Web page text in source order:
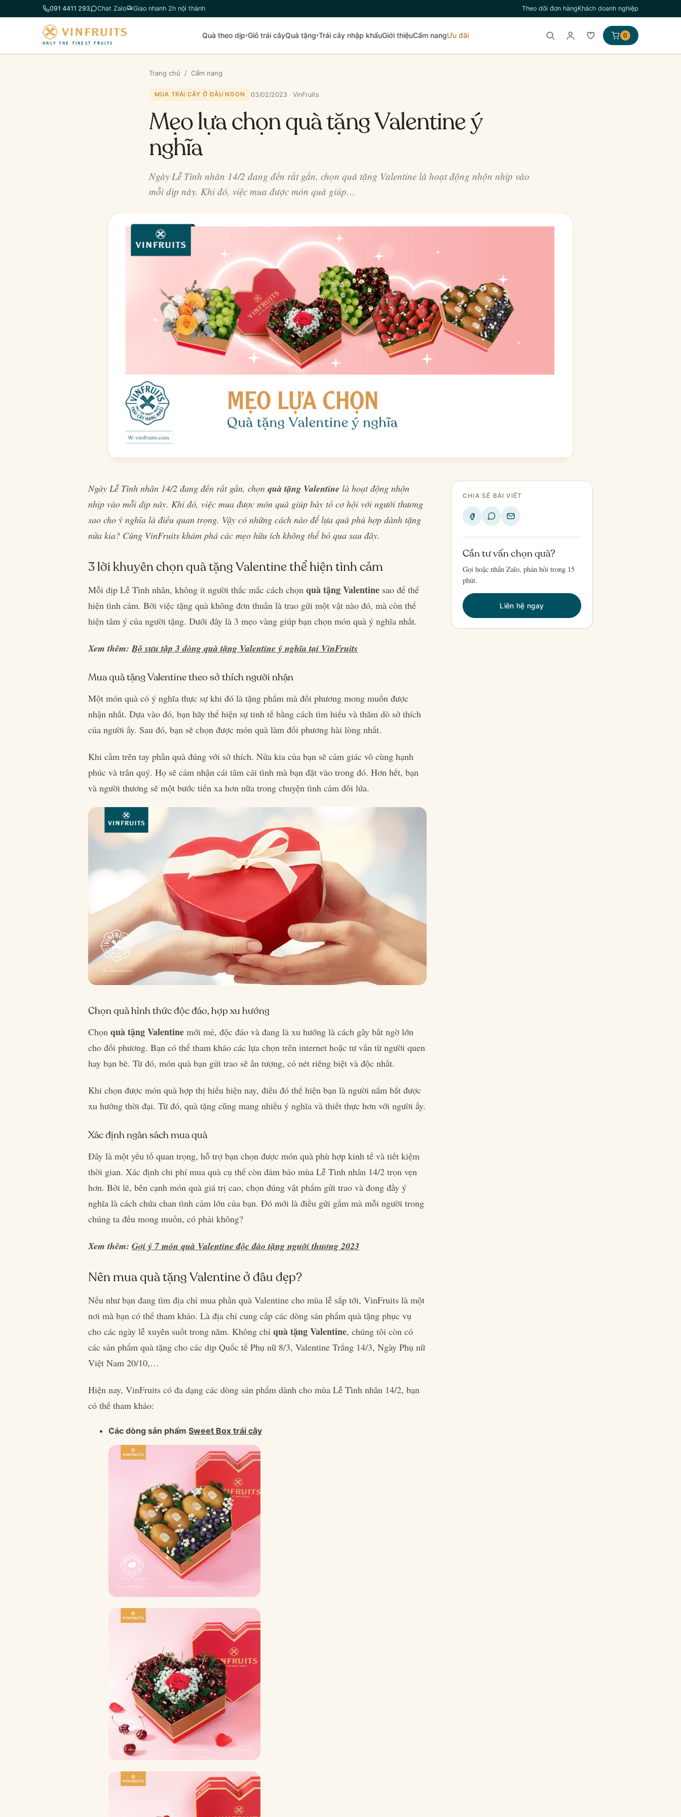
đến
dung
091 4411 293 Chat Zalo Giao nhanh 2h nội thành Theo dõi đơn hàngKhách doanh nghiệp
ONLY THE FINEST FRUITS
Quà theo dịp▾Giỏ trái câyQuà tặng▾Trái cây nhập khẩuGiới thiệuCẩm nangƯu đãi 0
Trang chủ / Cẩm nang
MUA TRÁI CÂY Ở ĐÂU NGON 03/02/2023 · VinFruits
Mẹo lựa chọn quà tặng Valentine ý
nghĩa
Ngày Lễ Tình nhân 14/2 đang đến rất gần, chọn quà tặng Valentine là hoạt động nhộn nhịp vào
mỗi dịp này. Khi đó, việc mua được món quà giúp…
Ngày Lễ Tình nhân 14/2 đang đến rất gần, chọn quà tặng Valentine là hoạt động nhộn
nhịp vào mỗi dịp này. Khi đó, việc mua được món quà giúp bày tỏ cơ hội với người thương
sao cho ý nghĩa là điều quan trọng. Vậy có những cách nào để lựa quà phù hợp dành tặng
nửa kia? Cùng VinFruits khám phá các mẹo hữu ích không thể bỏ qua sau đây.
3 lời khuyên chọn quà tặng Valentine thể hiện tình cảm
Mỗi dịp Lễ Tình nhân, không ít người thắc mắc cách chọn quà tặng Valentine sao để thể
hiện tình cảm. Bởi việc tặng quà không đơn thuần là trao gửi một vật nào đó, mà còn thể
hiện tâm ý của người tặng. Dưới đây là 3 mẹo vàng giúp bạn chọn món quà ý nghĩa nhất.
Xem thêm:Bộ sưu tập 3 dòng quà tặng Valentine ý nghĩa tại VinFruits
Mua quà tặng Valentine theo sở thích người nhận
Một món quà có ý nghĩa thực sự khi đó là tặng phẩm mà đối phương mong muốn được
nhận nhất. Dựa vào đó, bạn hãy thể hiện sự tinh tế bằng cách tìm hiểu và thăm dò sở thích
của người ấy. Sau đó, bạn sẽ chọn được món quà làm đối phương hài lòng nhất.
Khi cầm trên tay phần quà đúng với sở thích. Nửa kia của bạn sẽ cảm giác vô cùng hạnh
phúc và trân quý. Họ sẽ cảm nhận cái tâm cái tình mà bạn đặt vào trong đó. Hơn hết, bạn
và người thương sẽ một bước tiến xa hơn nữa trong chuyện tình cảm đôi lứa.
Chọn quà hình thức độc đáo, hợp xu hướng
Chọn quà tặng Valentine mới mẻ, độc đáo và đang là xu hướng là cách gây bất ngờ lớn
cho đối phương. Bạn có thể tham khảo các lựa chọn trên internet hoặc tư vấn từ người quen
hay bạn bè. Từ đó, món quà bạn gửi trao sẽ ấn tượng, có nét riêng biệt và độc nhất.
Khi chọn được món quà hợp thị hiếu hiện nay, điều đó thể hiện bạn là người nắm bắt được
xu hướng thời đại. Từ đó, quà tặng cũng mang nhiều ý nghĩa và thiết thực hơn với người ấy.
Xác định ngân sách mua quà
Đây là một yếu tố quan trọng, hỗ trợ bạn chọn được món quà phù hợp kinh tế và tiết kiệm
thời gian. Xác định chi phí mua quà cụ thể còn đảm bảo mùa Lễ Tình nhân 14/2 trọn vẹn
hơn. Bởi lẽ, bên cạnh món quà giá trị cao, chọn đúng vật phẩm gửi trao và đong đầy ý
nghĩa là cách chứa chan tình cảm lớn của bạn. Đó mới là điều gửi gắm mà mỗi người trong
chúng ta đều mong muốn, có phải không?
Xem thêm: Gợi ý 7 món quà Valentine độc đáo tặng người thương 2023
Nên mua quà tặng Valentine ở đâu đẹp?
Nếu như bạn đang tìm địa chỉ mua phần quà Valentine cho mùa lễ sắp tới, VinFruits là một
nơi mà bạn có thể tham khảo. Là địa chỉ cung cấp các dòng sản phẩm quà tặng phục vụ
cho các ngày lễ xuyên suốt trong năm. Không chỉ quà tặng Valentine, chúng tôi còn có
các sản phẩm quà tặng cho các dịp Quốc tế Phụ nữ 8/3, Valentine Trắng 14/3, Ngày Phụ nữ
Việt Nam 20/10,…
Hiện nay, VinFruits có đa dạng các dòng sản phẩm dành cho mùa Lễ Tình nhân 14/2, bạn
có thể tham khảo:
Các dòng sản phẩm Sweet Box trái cây
CHIA SẺ BÀI VIẾT
Cần tư vấn chọn quà?
Gọi hoặc nhắn Zalo, phản hồi trong 15
phút.
Liên hệ ngay